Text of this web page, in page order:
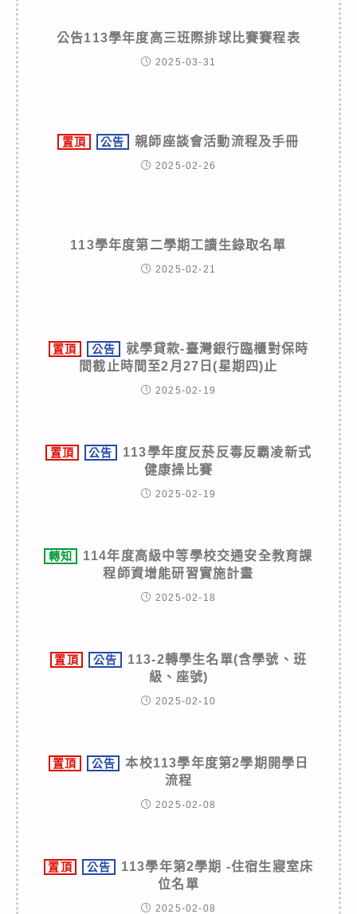
公告113學年度高三班際排球比賽賽程表
2025-03-31
置頂 公告 親師座談會活動流程及手冊
2025-02-26
113學年度第二學期工讀生錄取名單
2025-02-21
置頂 公告
就學貸款-臺灣銀行臨櫃對保時
間截止時間至2月27日(星期四)止
2025-02-19
置頂 公告
113學年度反菸反毒反霸凌新式
健康操比賽
2025-02-19
轉知
114年度高級中等學校交通安全教育課
程師資增能研習實施計畫
2025-02-18
置頂 公告
113-2轉學生名單(含學號、班
級、座號)
2025-02-10
置頂 公告
本校113學年度第2學期開學日
流程
2025-02-08
置頂 公告
113學年第2學期 -住宿生寢室床
位名單
2025-02-08